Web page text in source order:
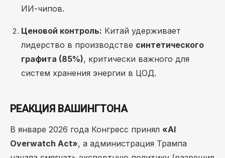
ИИ-чипов.
Ценовой контроль: Китай удерживает
лидерство в производстве синтетического
графита (85%), критически важного для
систем хранения энергии в ЦОД.
РЕАКЦИЯ ВАШИНГТОНА
В январе 2026 года Конгресс принял «AI
Overwatch Act», а администрация Трампа